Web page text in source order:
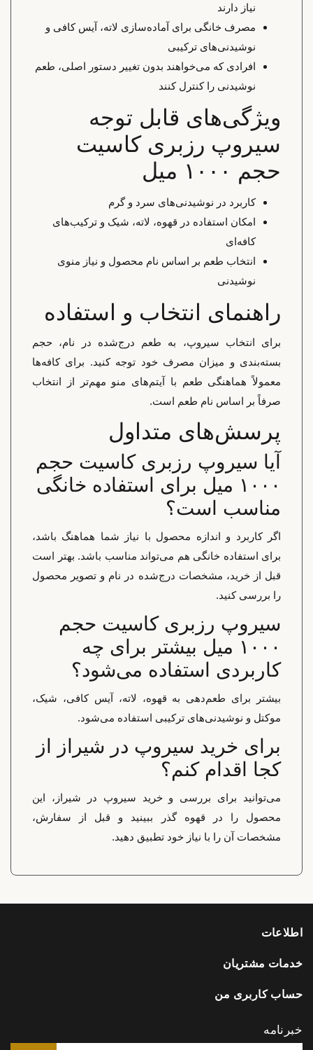
نیاز دارند
مصرف خانگی برای آماده‌سازی لاته، آیس کافی و
نوشیدنی‌های ترکیبی
افرادی که می‌خواهند بدون تغییر دستور اصلی، طعم
نوشیدنی را کنترل کنند
ویژگی‌های قابل توجه
سیروپ رزبری کاسیت
حجم ۱۰۰۰ میل
کاربرد در نوشیدنی‌های سرد و گرم
امکان استفاده در قهوه، لاته، شیک و ترکیب‌های
کافه‌ای
انتخاب طعم بر اساس نام محصول و نیاز منوی
نوشیدنی
راهنمای انتخاب و استفاده
برای انتخاب سیروپ، به طعم درج‌شده در نام، حجم
بسته‌بندی و میزان مصرف خود توجه کنید. برای کافه‌ها
معمولاً هماهنگی طعم با آیتم‌های منو مهم‌تر از انتخاب
صرفاً بر اساس نام طعم است.
پرسش‌های متداول
آیا سیروپ رزبری کاسیت حجم
۱۰۰۰ میل برای استفاده خانگی
مناسب است؟
اگر کاربرد و اندازه محصول با نیاز شما هماهنگ باشد،
برای استفاده خانگی هم می‌تواند مناسب باشد. بهتر است
قبل از خرید، مشخصات درج‌شده در نام و تصویر محصول
را بررسی کنید.
سیروپ رزبری کاسیت حجم
۱۰۰۰ میل بیشتر برای چه
کاربردی استفاده می‌شود؟
بیشتر برای طعم‌دهی به قهوه، لاته، آیس کافی، شیک،
موکتل و نوشیدنی‌های ترکیبی استفاده می‌شود.
برای خرید سیروپ در شیراز از
کجا اقدام کنم؟
می‌توانید برای بررسی و خرید سیروپ در شیراز، این
محصول را در قهوه گذر ببینید و قبل از سفارش،
مشخصات آن را با نیاز خود تطبیق دهید.
اطلاعات
خدمات مشتریان
حساب کاربری من
خبرنامه